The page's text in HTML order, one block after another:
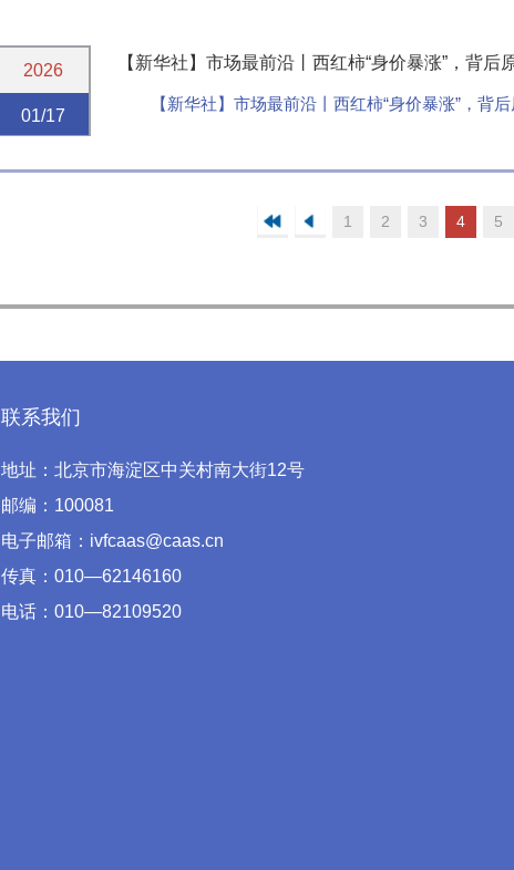
2026
01/17
【新华社】市场最前沿丨西红柿“身价暴涨”，背后
【新华社】市场最前沿丨西红柿“身价暴涨”，背
1 2 3 4 5
联系我们
地址：北京市海淀区中关村南大街12号
邮编：100081
电子邮箱：ivfcaas@caas.cn
传真：010—62146160
电话：010—82109520